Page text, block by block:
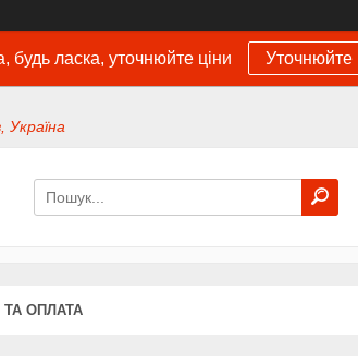
будь ласка, уточнюйте ціни Уточнюйте
Україна
ОПЛАТА